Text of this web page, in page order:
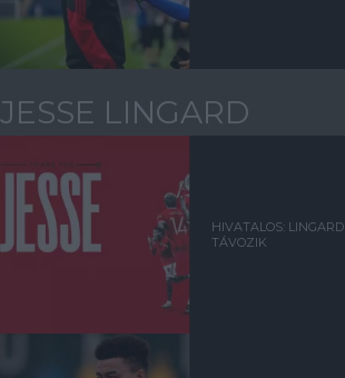
JESSE LINGARD
HIVATALOS: LINGARD
TÁVOZIK